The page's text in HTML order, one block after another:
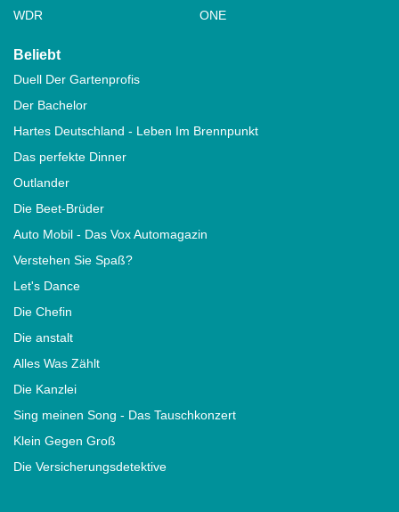
WDR
ONE
Beliebt
Duell Der Gartenprofis
Der Bachelor
Hartes Deutschland - Leben Im Brennpunkt
Das perfekte Dinner
Outlander
Die Beet-Brüder
Auto Mobil - Das Vox Automagazin
Verstehen Sie Spaß?
Let's Dance
Die Chefin
Die anstalt
Alles Was Zählt
Die Kanzlei
Sing meinen Song - Das Tauschkonzert
Klein Gegen Groß
Die Versicherungsdetektive